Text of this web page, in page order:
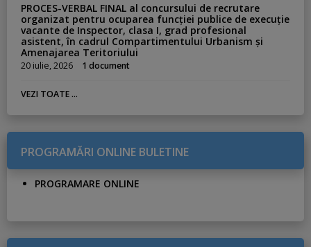
PROCES-VERBAL FINAL al concursului de recrutare
organizat pentru ocuparea funcției publice de execuție
vacante de Inspector, clasa I, grad profesional
asistent, în cadrul Compartimentului Urbanism și
Amenajarea Teritoriului
20 iulie, 2026 1 document
VEZI TOATE ...
PROGRAMĂRI ONLINE BULETINE
PROGRAMARE ONLINE